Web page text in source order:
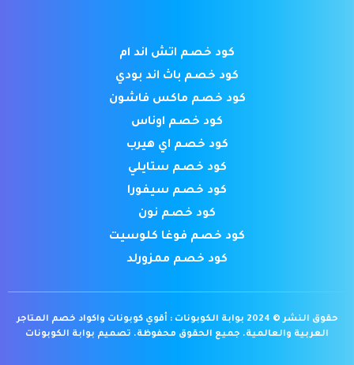
كود خصم اتش اند ام
كود خصم باث اند بودي
كود خصم ماكس فاشون
كود خصم اوناس
كود خصم اي هيرب
كود خصم ستايلي
كود خصم سيفورا
كود خصم نون
كود خصم فوغا كلوسيت
كود خصم ممزورلد
حقوق النشر © 2024 بوابة الكوبونات : أقوي كوبونات واكواد خصم المتاجر
العربية والعالمية. جميع الحقوق محفوظة. تصميم بوابة الكوبونات